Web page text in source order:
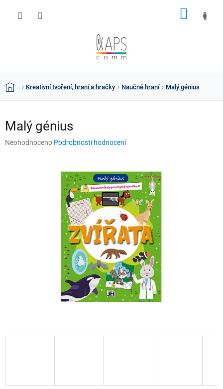
DomůKreativní tvoření, hraní a hračky Naučné hraní Malý génius
Malý génius
Průměrné
Neohodnoceno Podrobnosti hodnocení